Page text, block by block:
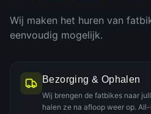
Wij maken het huren van
eenvoudig mogelijk.
Bezorging & Ophalen
Wij brengen de fatbikes naar
halen ze na afloop weer op.